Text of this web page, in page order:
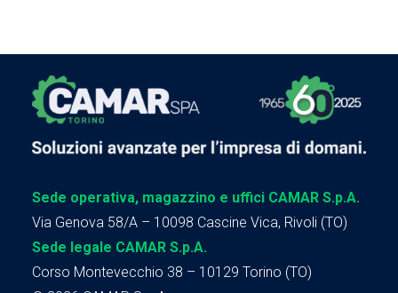
Sede operativa, magazzino e uffici CAMAR S.p.A.
Via Genova 58/A – 10098 Cascine Vica, Rivoli (TO)
Sede legale CAMAR S.p.A.
Corso Montevecchio 38 – 10129 Torino (TO)